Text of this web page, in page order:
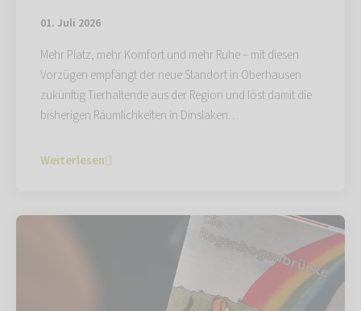
01. Juli 2026
Mehr Platz, mehr Komfort und mehr Ruhe – mit diesen
Vorzügen empfängt der neue Standort in Oberhausen
zukünftig Tierhaltende aus der Region und löst damit die
bisherigen Räumlichkeiten in Dinslaken…
Weiterlesen